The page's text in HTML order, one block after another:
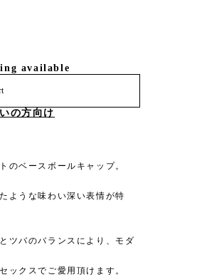
available
の方向け
のベースボールキャップ。
ような味わい深い表情が特
ツバのバランスにより、モダ
ックスでご愛用頂けます。